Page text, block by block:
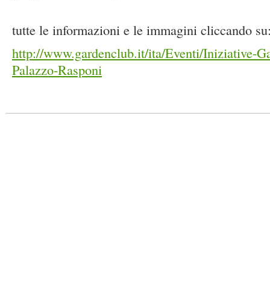
tutte le informazioni e le immagini cliccando
http://www.gardenclub.it/ita/Eventi/Iniziative-
Palazzo-Rasponi